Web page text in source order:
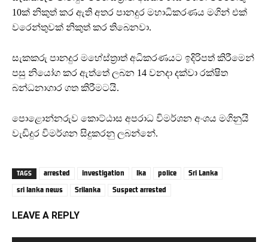
10ක් නිකුත් කර ඇති අතර පානදුර මහාධිකරණය මගින් එක්
වරෙන්තුවක් නිකුත් කර තිබෙනවා.
සැකකරු පානදුර මහේස්ත්‍රාත් අධිකරණයට ඉදිරිපත් කිරීමෙන්
පසු නියෝග කර ඇත්තේ ලබන 14 වනදා දක්වා රක්ෂිත
බන්ධනාගාර ගත කිරීමටයි.
පොළොන්නරුව කොට්ඨාස අපරාධ විමර්ශන අංශය මගිනුයි
වැඩිදුර විමර්ශන සිදුකරනු ලබන්නේ.
TAGS arrested investigation lka police
Sri Lanka
sri lanka news
Srilanka Suspect arrested
LEAVE A REPLY